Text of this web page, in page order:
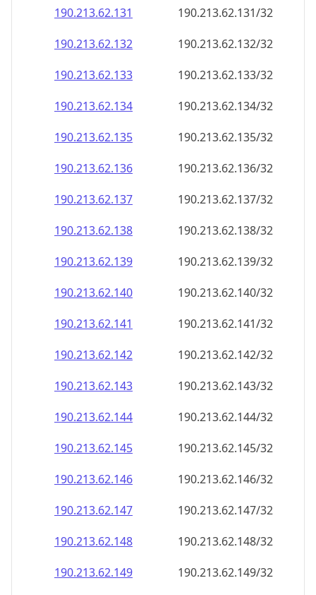
190.213.62.131
190.213.62.131/32
190.213.62.132
190.213.62.132/32
190.213.62.133
190.213.62.133/32
190.213.62.134
190.213.62.134/32
190.213.62.135
190.213.62.135/32
190.213.62.136
190.213.62.136/32
190.213.62.137
190.213.62.137/32
190.213.62.138
190.213.62.138/32
190.213.62.139
190.213.62.139/32
190.213.62.140
190.213.62.140/32
190.213.62.141
190.213.62.141/32
190.213.62.142
190.213.62.142/32
190.213.62.143
190.213.62.143/32
190.213.62.144
190.213.62.144/32
190.213.62.145
190.213.62.145/32
190.213.62.146
190.213.62.146/32
190.213.62.147
190.213.62.147/32
190.213.62.148
190.213.62.148/32
190.213.62.149
190.213.62.149/32